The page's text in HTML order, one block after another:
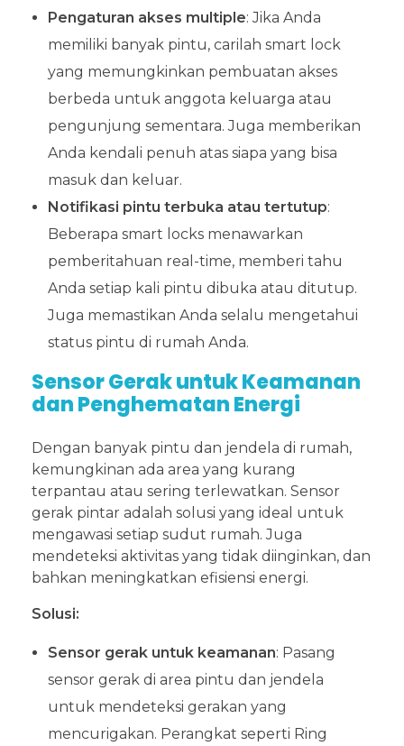
Pengaturan akses multiple: Jika Anda
memiliki banyak pintu, carilah smart lock
yang memungkinkan pembuatan akses
berbeda untuk anggota keluarga atau
pengunjung sementara. Juga memberikan
Anda kendali penuh atas siapa yang bisa
masuk dan keluar.
Notifikasi pintu terbuka atau tertutup:
Beberapa smart locks menawarkan
pemberitahuan real-time, memberi tahu
Anda setiap kali pintu dibuka atau ditutup.
Juga memastikan Anda selalu mengetahui
status pintu di rumah Anda.
Sensor Gerak untuk Keamanan
dan Penghematan Energi
Dengan banyak pintu dan jendela di rumah,
kemungkinan ada area yang kurang
terpantau atau sering terlewatkan. Sensor
gerak pintar adalah solusi yang ideal untuk
mengawasi setiap sudut rumah. Juga
mendeteksi aktivitas yang tidak diinginkan, dan
bahkan meningkatkan efisiensi energi.
Solusi:
Sensor gerak untuk keamanan: Pasang
sensor gerak di area pintu dan jendela
untuk mendeteksi gerakan yang
mencurigakan. Perangkat seperti Ring